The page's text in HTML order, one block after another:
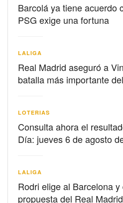
Barcolá ya tiene acuerdo
PSG exige una fortuna
LALIGA
Real Madrid aseguró a
batalla más importante
LOTERIAS
Consulta ahora el
Día: jueves 6 de agosto
LALIGA
Rodri elige al Barcelona
propuesta del Real Madrid